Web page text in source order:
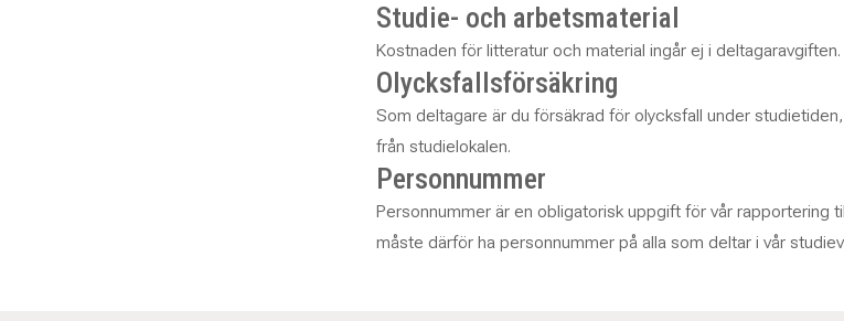
Studie- och arbetsmaterial
Kostnaden för litteratur och material ingår ej i deltagaravgiften.
Olycksfallsförsäkring
Som deltagare är du försäkrad för olycksfall under
från studielokalen.
Personnummer
Personnummer är en obligatorisk uppgift för vår rapportering
måste därför ha personnummer på alla som deltar i vår